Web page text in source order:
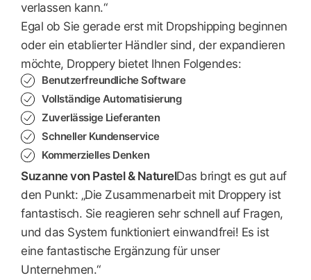
verlassen kann.“
Egal ob Sie gerade erst mit Dropshipping beginnen
oder ein etablierter Händler sind, der expandieren
möchte, Droppery bietet Ihnen Folgendes:
Benutzerfreundliche Software
Vollständige Automatisierung
Zuverlässige Lieferanten
Schneller Kundenservice
Kommerzielles Denken
Suzanne von Pastel & NaturelDas bringt es gut auf
den Punkt: „Die Zusammenarbeit mit Droppery ist
fantastisch. Sie reagieren sehr schnell auf Fragen,
und das System funktioniert einwandfrei! Es ist
eine fantastische Ergänzung für unser
Unternehmen.“